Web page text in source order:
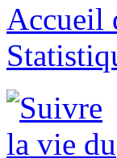
Accueil